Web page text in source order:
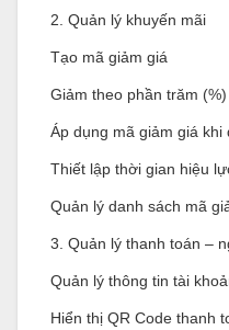
2. Quản lý khuyến mãi
Tạo mã giảm giá
Giảm theo phần trăm
Áp dụng mã giảm giá khi
Thiết lập thời gian hiệu
Quản lý danh sách mã
3. Quản lý thanh toán –
Quản lý thông tin tài
Hiển thị QR Code thanh